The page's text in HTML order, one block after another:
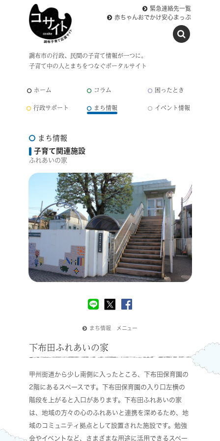
調布市の行政、民間の子育て情報が一つに。
子育て中の人とまちをつなぐポータルサイト
緊急連絡先一覧
赤ちゃんおでかけ安心まっぷ
ホーム コラム
困ったとき
行政サポート
まち情報 イベント情報
まち情報
子育て関連施設
ふれあいの家
まち情報 メニュー
下布田ふれあいの家
甲州街道から少し南側に入ったところ、下布田保育園の
2階にあるスペースです。下布田保育園の入り口左横の
階段を上がると入口があります。下布田ふれあいの家
は、地域の方々の心のふれあいと連携を深めるため、地
域のコミュニティ拠点として設置された施設です。勉強
会やイベントなど、さまざまな用途に活用できるスペー